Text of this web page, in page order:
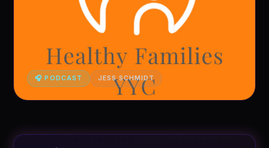
🎧 PODCAST JESS SCHMIDT